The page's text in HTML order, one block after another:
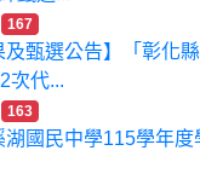
167
及甄選公告】「彰化
次代...
163
湖國民中學115學年度